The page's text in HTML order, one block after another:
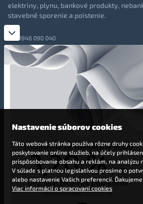
elektriny, plynu, bankové produkty,
stavebné sporenie a poistenie.
0948 090 040
+421 948 090 051
info@totalmoney.sk
Levočská 866, Poprad, 058 01
Cookies-Nastavenia cookies -Finančné
pracovné miesta
Affiliate - partnerský program
Nastavenie súborov cookies
Táto webová stránka používa rôzne druhy
poskytovanie online služieb, na účely
prispôsobovanie obsahu a reklám, na analýzu
V súlade s platnou legislatívou prosíme o
alebo nastavenie Vašich preferencií. Ďakujeme
Viac informácií o spracovaní cookies